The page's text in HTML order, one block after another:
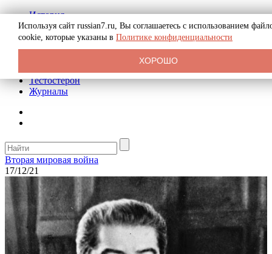
История
Биография
Криминал
Реклама на сайте
Тестостерон
Журналы
Вторая мировая война
17/12/21
Используя сайт russian7.ru, Вы соглашаетесь с использованием
cookie, которые указаны в Политике конфиденциальности
ХОРОШО